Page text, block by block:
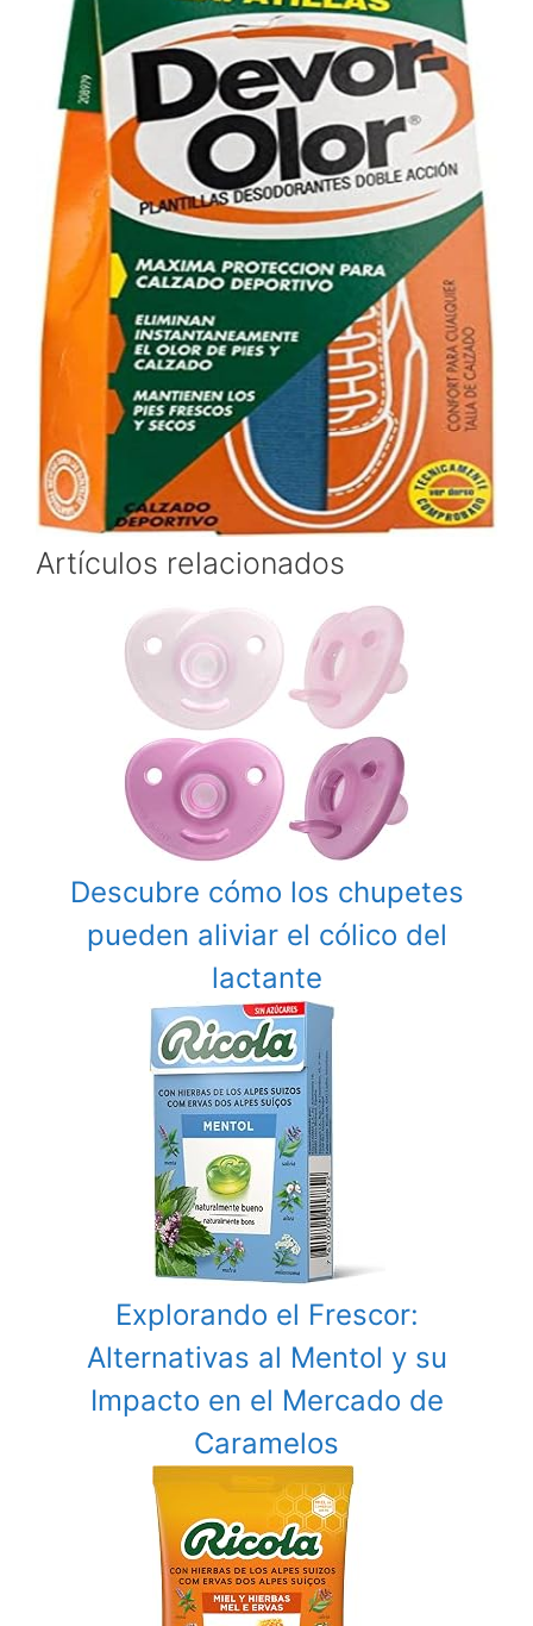
Artículos relacionados
Descubre cómo los chupetes
pueden aliviar el cólico del
lactante
Explorando el Frescor:
Alternativas al Mentol y su
Impacto en el Mercado de
Caramelos